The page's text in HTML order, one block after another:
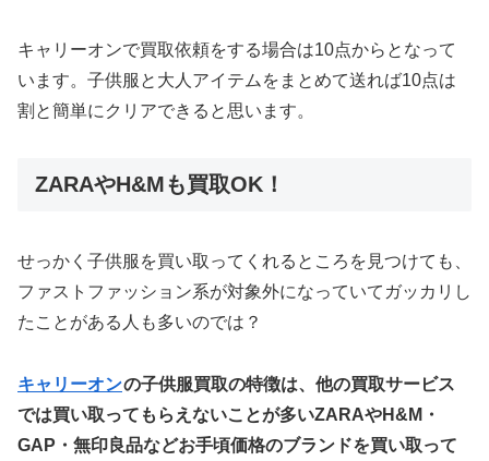
キャリーオンで買取依頼をする場合は10点からとなって
います。子供服と大人アイテムをまとめて送れば10点は
割と簡単にクリアできると思います。
ZARAやH&Mも買取OK！
せっかく子供服を買い取ってくれるところを見つけても、
ファストファッション系が対象外になっていてガッカリし
たことがある人も多いのでは？
キャリーオンの子供服買取の特徴は、他の買取サービス
では買い取ってもらえないことが多いZARAやH&M・
GAP・無印良品などお手頃価格のブランドを買い取って